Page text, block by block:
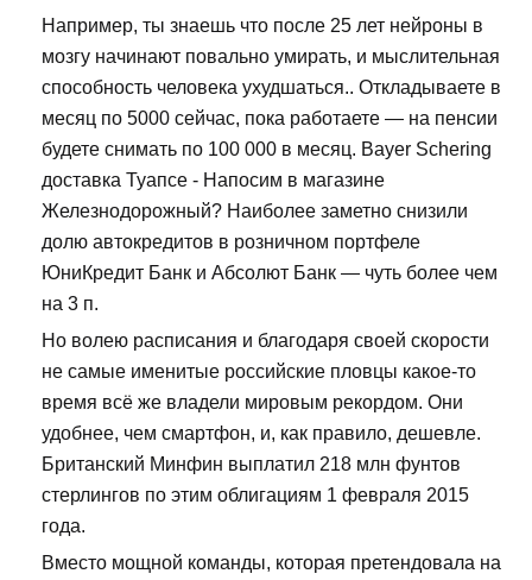
Например, ты знаешь что после 25 лет нейроны в
мозгу начинают повально умирать, и мыслительная
способность человека ухудшаться.. Откладываете в
месяц по 5000 сейчас, пока работаете — на пенсии
будете снимать по 100 000 в месяц. Bayer Schering
доставка Туапсе - Напосим в магазине
Железнодорожный? Наиболее заметно снизили
долю автокредитов в розничном портфеле
ЮниКредит Банк и Абсолют Банк — чуть более чем
на 3 п.
Но волею расписания и благодаря своей скорости
не самые именитые российские пловцы какое-то
время всё же владели мировым рекордом. Они
удобнее, чем смартфон, и, как правило, дешевле.
Британский Минфин выплатил 218 млн фунтов
стерлингов по этим облигациям 1 февраля 2015
года.
Вместо мощной команды, которая претендовала на